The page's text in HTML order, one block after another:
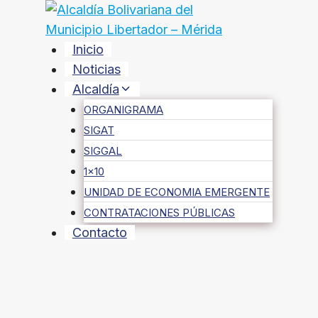
contenido
Inicio
Noticias
Alcaldía
ORGANIGRAMA
SIGAT
SIGGAL
1×10
UNIDAD DE ECONOMIA EMERGENTE
CONTRATACIONES PÚBLICAS
Contacto